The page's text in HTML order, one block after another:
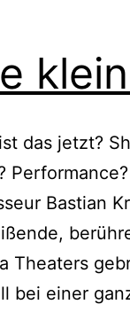
das jetzt?
Bastian
Theaters
bei einer